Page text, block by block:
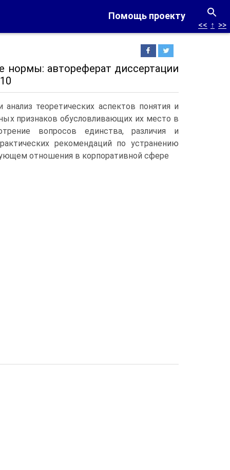
Помощь проекту
<< ↑ >>
автореферат диссертации
теоретических аспектов понятия и
признаков обусловливающих их место в
вопросов единства, различия и
рекомендаций по устранению
отношения в корпоративной сфере